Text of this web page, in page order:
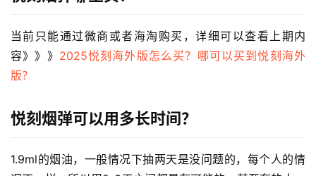
系
当前只能通过微商或者海淘购买，详细可以查看上期内
容》》》 2025悦刻海外版怎么买？哪可以买到悦刻海外
版？
悦刻烟弹可以用多长时间？
1.9ml的烟油，一般情况下抽两天是没问题的，每个人的情